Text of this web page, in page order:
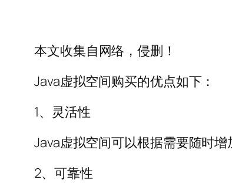
本文收集自网络，侵删！
Java虚拟空间购买的优点如下：
1、灵活性
Java虚拟空间可以根据需要随时增
2、可靠性